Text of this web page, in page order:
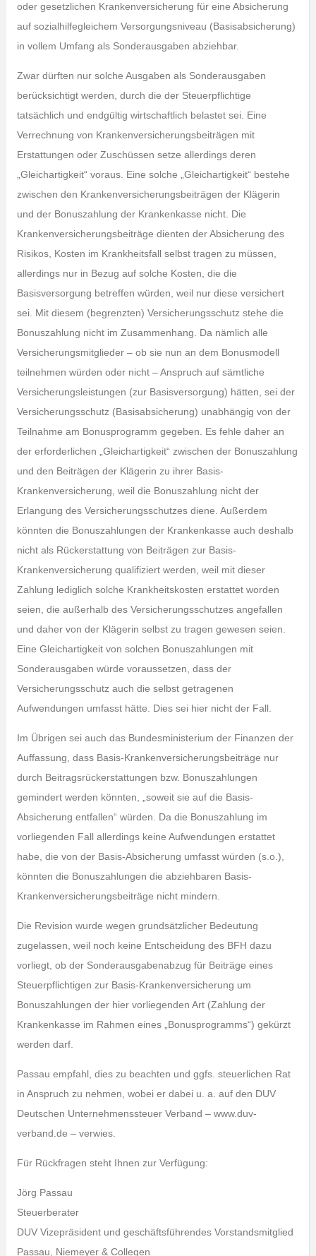
oder gesetzlichen Krankenversicherung für eine Absicherung
auf sozialhilfegleichem Versorgungsniveau (Basisabsicherung)
in vollem Umfang als Sonderausgaben abziehbar.
Zwar dürften nur solche Ausgaben als Sonderausgaben
berücksichtigt werden, durch die der Steuerpflichtige
tatsächlich und endgültig wirtschaftlich belastet sei. Eine
Verrechnung von Krankenversicherungsbeiträgen mit
Erstattungen oder Zuschüssen setze allerdings deren
„Gleichartigkeit“ voraus. Eine solche „Gleichartigkeit“ bestehe
zwischen den Krankenversicherungsbeiträgen der Klägerin
und der Bonuszahlung der Krankenkasse nicht. Die
Krankenversicherungsbeiträge dienten der Absicherung des
Risikos, Kosten im Krankheitsfall selbst tragen zu müssen,
allerdings nur in Bezug auf solche Kosten, die die
Basisversorgung betreffen würden, weil nur diese versichert
sei. Mit diesem (begrenzten) Versicherungsschutz stehe die
Bonuszahlung nicht im Zusammenhang. Da nämlich alle
Versicherungsmitglieder – ob sie nun an dem Bonusmodell
teilnehmen würden oder nicht – Anspruch auf sämtliche
Versicherungsleistungen (zur Basisversorgung) hätten, sei der
Versicherungsschutz (Basisabsicherung) unabhängig von der
Teilnahme am Bonusprogramm gegeben. Es fehle daher an
der erforderlichen „Gleichartigkeit“ zwischen der Bonuszahlung
und den Beiträgen der Klägerin zu ihrer Basis-
Krankenversicherung, weil die Bonuszahlung nicht der
Erlangung des Versicherungsschutzes diene. Außerdem
könnten die Bonuszahlungen der Krankenkasse auch deshalb
nicht als Rückerstattung von Beiträgen zur Basis-
Krankenversicherung qualifiziert werden, weil mit dieser
Zahlung lediglich solche Krankheitskosten erstattet worden
seien, die außerhalb des Versicherungsschutzes angefallen
und daher von der Klägerin selbst zu tragen gewesen seien.
Eine Gleichartigkeit von solchen Bonuszahlungen mit
Sonderausgaben würde voraussetzen, dass der
Versicherungsschutz auch die selbst getragenen
Aufwendungen umfasst hätte. Dies sei hier nicht der Fall.
Im Übrigen sei auch das Bundesministerium der Finanzen der
Auffassung, dass Basis-Krankenversicherungsbeiträge nur
durch Beitragsrückerstattungen bzw. Bonuszahlungen
gemindert werden könnten, „soweit sie auf die Basis-
Absicherung entfallen“ würden. Da die Bonuszahlung im
vorliegenden Fall allerdings keine Aufwendungen erstattet
habe, die von der Basis-Absicherung umfasst würden (s.o.),
könnten die Bonuszahlungen die abziehbaren Basis-
Krankenversicherungsbeiträge nicht mindern.
Die Revision wurde wegen grundsätzlicher Bedeutung
zugelassen, weil noch keine Entscheidung des BFH dazu
vorliegt, ob der Sonderausgabenabzug für Beiträge eines
Steuerpflichtigen zur Basis-Krankenversicherung um
Bonuszahlungen der hier vorliegenden Art (Zahlung der
Krankenkasse im Rahmen eines „Bonusprogramms“) gekürzt
werden darf.
Passau empfahl, dies zu beachten und ggfs. steuerlichen Rat
in Anspruch zu nehmen, wobei er dabei u. a. auf den DUV
Deutschen Unternehmenssteuer Verband – www.duv-
verband.de – verwies.
Für Rückfragen steht Ihnen zur Verfügung:
Jörg Passau
Steuerberater
DUV Vizepräsident und geschäftsführendes Vorstandsmitglied
Passau, Niemeyer & Collegen